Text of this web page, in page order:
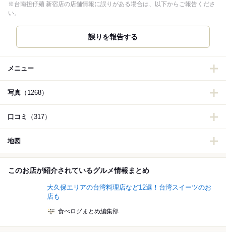
※台南担仔麺 新宿店の店舗情報に誤りがある場合は、以下からご報告くださ
い。
誤りを報告する
メニュー
写真 （1268）
口コミ （317）
地図
このお店が紹介されているグルメ情報まとめ
大久保エリアの台湾料理店など12選！台湾スイーツのお
店も
食べログまとめ編集部